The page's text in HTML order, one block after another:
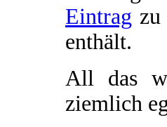
Eintrag zu
enthält.
All das
ziemlich